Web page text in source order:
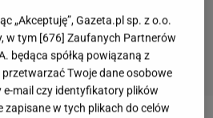
„Akceptuję”, Gazeta.pl sp. z o.o.
w tym [676] Zaufanych Partnerów
będąca spółką powiązaną z
Twoje dane osobowe
e-mail czy identyfikatory plików
zapisane w tych plikach do celów